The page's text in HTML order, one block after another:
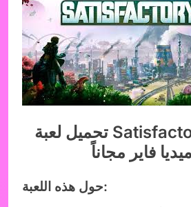
تحميل لعبة​ Satisfactory للكمبيوتر
فاير مجاناً
حول هذه اللعبة: